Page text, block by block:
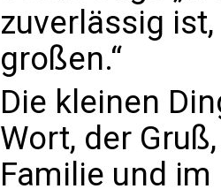
zuverlässig
großen.“
Die kleinen
Wort, der
Familie und